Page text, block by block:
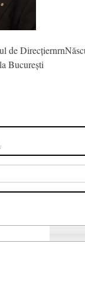
de
București